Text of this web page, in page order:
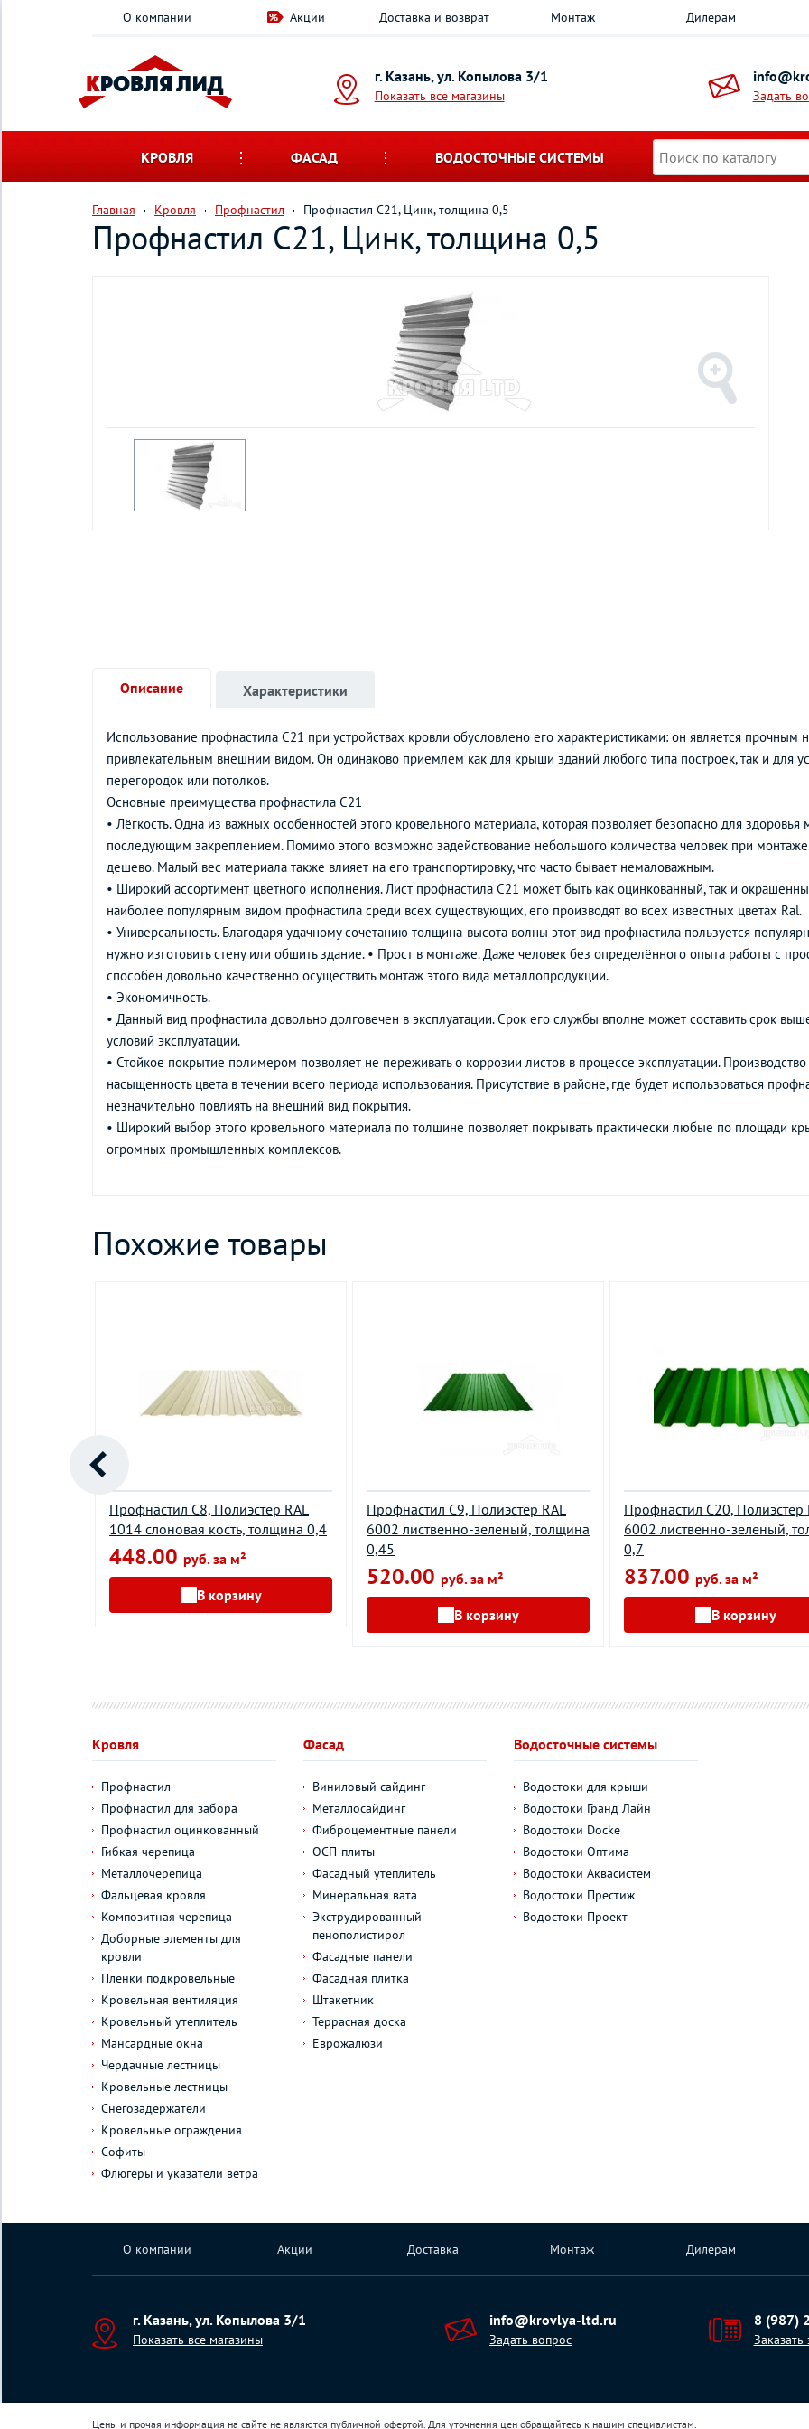
О компании Акции Доставка и возврат Монтаж Дилерам
г. Казань, ул. Копылова 3/1
Показать все магазины Задать
КРОВЛЯ ФАСАД ВОДОСТОЧНЫЕ СИСТЕМЫ
Главная Кровля Профнастил Профнастил С21, Цинк, толщина 0,5
Профнастил С21, Цинк, толщина 0,5
Описание
Использование профнастила С21 при устройствах кровли обусловлено его характеристиками: он является
привлекательным внешним видом. Он одинаково приемлем как для крыши зданий любого типа построек, так и для
перегородок или потолков.
Основные преимущества профнастила С21
• Лёгкость. Одна из важных особенностей этого кровельного материала, которая позволяет безопасно для здоровья
последующим закреплением. Помимо этого возможно задействование небольшого количества человек при
дешево. Малый вес материала также влияет на его транспортировку, что часто бывает немаловажным.
• Широкий ассортимент цветного исполнения. Лист профнастила С21 может быть как оцинкованный, так и
наиболее популярным видом профнастила среди всех существующих, его производят во всех известных цветах Ral.
• Универсальность. Благодаря удачному сочетанию толщина-высота волны этот вид профнастила пользуется
нужно изготовить стену или обшить здание. • Прост в монтаже. Даже человек без определённого опыта работы с
способен довольно качественно осуществить монтаж этого вида металлопродукции.
• Экономичность.
• Данный вид профнастила довольно долговечен в эксплуатации. Срок его службы вполне может составить срок
условий эксплуатации.
• Стойкое покрытие полимером позволяет не переживать о коррозии листов в процессе эксплуатации.
насыщенность цвета в течении всего периода использования. Присутствие в районе, где будет использоваться
незначительно повлиять на внешний вид покрытия.
• Широкий выбор этого кровельного материала по толщине позволяет покрывать практически любые по площади
огромных промышленных комплексов.
Характеристики
Похожие товары
Профнастил С8, Полиэстер RAL
1014 слоновая кость, толщина 0,4
448.00 руб. за м²
В корзину
Профнастил С9, Полиэстер RAL
6002 лиственно-зеленый, толщина
0,45
520.00 руб. за м²
В корзину
Профнастил С20, Полиэстер
6002 лиственно-зеленый,
0,7
837.00 руб. за м²
В корзину
Кровля
Профнастил
Профнастил для забора
Профнастил оцинкованный
Гибкая черепица
Металлочерепица
Фальцевая кровля
Композитная черепица
Доборные элементы для
кровли
Пленки подкровельные
Кровельная вентиляция
Кровельный утеплитель
Мансардные окна
Чердачные лестницы
Кровельные лестницы
Снегозадержатели
Кровельные ограждения
Софиты
Флюгеры и указатели ветра
Фасад
Виниловый сайдинг
Металлосайдинг
Фиброцементные панели
ОСП-плиты
Фасадный утеплитель
Минеральная вата
Экструдированный
пенополистирол
Фасадные панели
Фасадная плитка
Штакетник
Террасная доска
Еврожалюзи
Водосточные системы
Водостоки для крыши
Водостоки Гранд Лайн
Водостоки Docke
Водостоки Оптима
Водостоки Аквасистем
Водостоки Престиж
Водостоки Проект
О компании Акции Доставка Монтаж Дилерам
г. Казань, ул. Копылова 3/1
Показать все магазины
info@krovlya-ltd.ru
Задать вопрос
8 (987)
Заказать
Цены и прочая информация на сайте не являются публичной офертой. Для уточнения цен обращайтесь к нашим специалистам.